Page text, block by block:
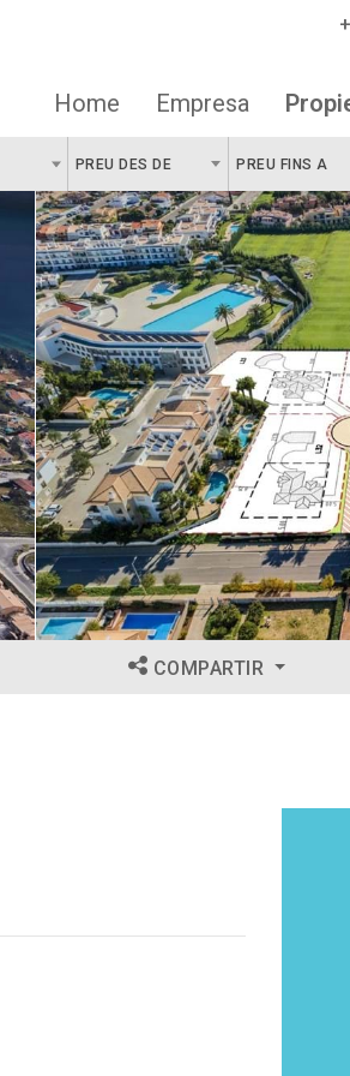
Home Empresa
PREU DES DE PREU FINS A
COMPARTIR